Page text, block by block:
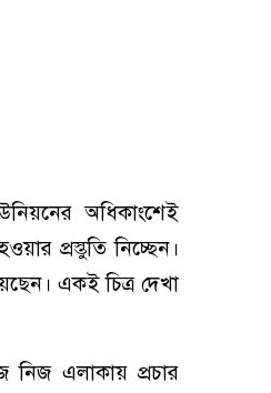
অধিকাংশেই
প্রস্তুতি নিচ্ছেন।
একই চিত্র দেখা
নিজ এলাকায় প্রচার